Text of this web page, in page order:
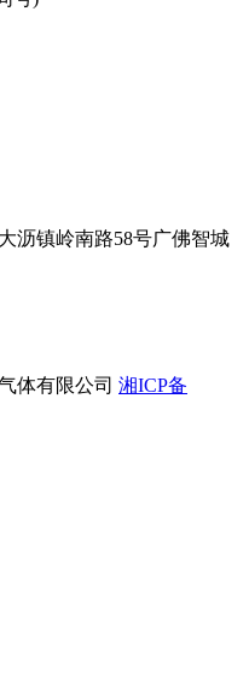
沥镇岭南路58号广佛智城
体有限公司 湘ICP备